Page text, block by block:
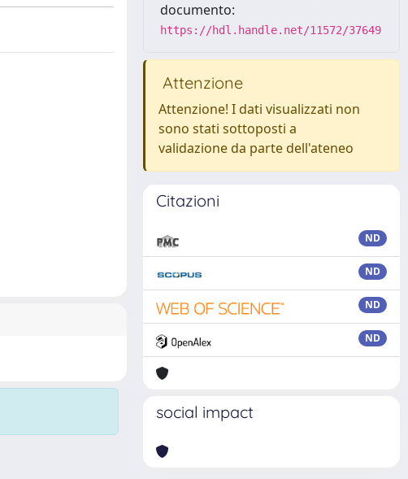
documento:
https://hdl.handle.net/11572/37649
Attenzione
Attenzione! I dati visualizzati non
sono stati sottoposti a
validazione da parte dell'ateneo
Citazioni
ND
ND
ND
ND
social impact